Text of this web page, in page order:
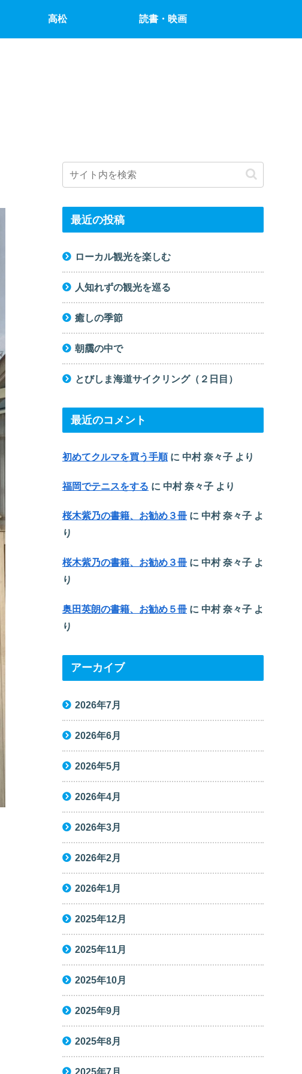
高松 読書・映画
最近の投稿
ローカル観光を楽しむ
人知れずの観光を巡る
癒しの季節
朝靄の中で
とびしま海道サイクリング（２日目）
最近のコメント
初めてクルマを買う手順に 中村 奈々子 より
福岡でテニスをする に 中村 奈々子 より
桜木紫乃の書籍、お勧め３冊 に 中村 奈々子 よ
り
桜木紫乃の書籍、お勧め３冊 に 中村 奈々子 よ
り
奥田英朗の書籍、お勧め５冊 に 中村 奈々子 よ
り
アーカイブ
2026年7月
2026年6月
2026年5月
2026年4月
2026年3月
2026年2月
2026年1月
2025年12月
2025年11月
2025年10月
2025年9月
2025年8月
2025年7月